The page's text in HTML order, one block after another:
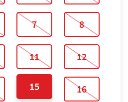
7 8
11 12
15 16